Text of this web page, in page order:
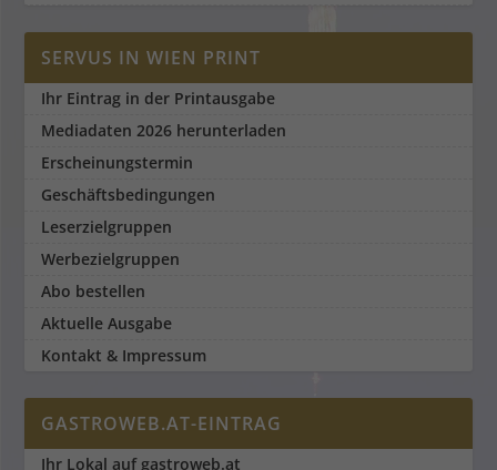
SERVUS IN WIEN PRINT
Ihr Eintrag in der Printausgabe
Mediadaten 2026 herunterladen
Erscheinungstermin
Geschäftsbedingungen
Leserzielgruppen
Werbezielgruppen
Abo bestellen
Aktuelle Ausgabe
Kontakt & Impressum
GASTROWEB.AT-EINTRAG
Ihr Lokal auf gastroweb.at